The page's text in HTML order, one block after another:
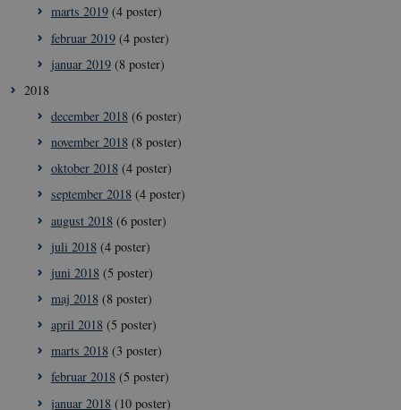
marts 2019(4 poster)
februar 2019(4 poster)
januar 2019(8 poster)
2018
december 2018(6 poster)
november 2018(8 poster)
oktober 2018(4 poster)
september 2018(4 poster)
august 2018(6 poster)
juli 2018(4 poster)
juni 2018(5 poster)
maj 2018(8 poster)
april 2018(5 poster)
marts 2018(3 poster)
februar 2018(5 poster)
januar 2018(10 poster)
Nødvendige cookies hjælper med at gøre
hjemmesiden brugbar ved at aktivere nogle
grundlæggende funktioner som navigation mm.